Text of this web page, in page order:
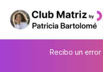
contenido
Recibo un